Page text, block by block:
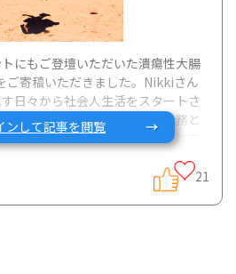
にもご登壇いただいた潰瘍性大腸
ご寄稿いただきました。Nikkiさん
日々から社会人生活をスタートさ
へ転身、そして財団法人へ勤務と
れています。その中で一貫されて
いと思うことにフォーカスする生き
ひご一読ください。 グッテス
ンして記事を閲覧
21